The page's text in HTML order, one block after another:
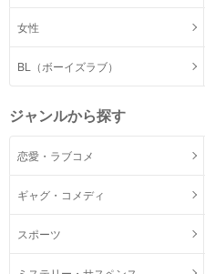
女性
BL（ボーイズラブ）
ジャンルから探す
恋愛・ラブコメ
ギャグ・コメディ
スポーツ